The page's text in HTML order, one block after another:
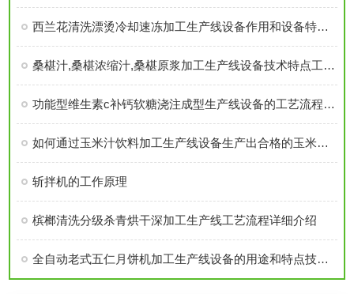
西兰花清洗漂烫冷却速冻加工生产线设备作用和设备特点要求介绍
桑椹汁,桑椹浓缩汁,桑椹原浆加工生产线设备技术特点工艺流程优势介绍
功能型维生素c补钙软糖浇注成型生产线设备的工艺流程以及特点介绍
如何通过玉米汁饮料加工生产线设备生产出合格的玉米汁饮料全过程
斩拌机的工作原理
槟榔清洗分级杀青烘干深加工生产线工艺流程详细介绍
全自动老式五仁月饼机加工生产线设备的用途和特点技术参数介绍